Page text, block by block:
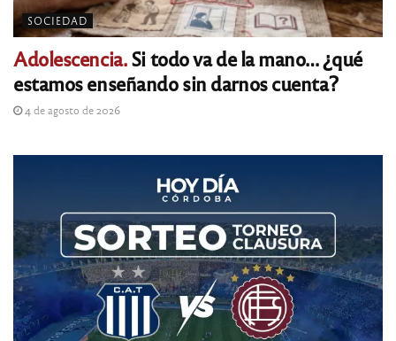
SOCIEDAD
Adolescencia.Si todo va de la mano… ¿qué
estamos enseñando sin darnos cuenta?
4 de agosto de 2026